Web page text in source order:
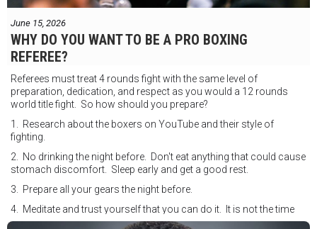
June 15, 2026
WHY DO YOU WANT TO BE A PRO BOXING
REFEREE?
Referees must treat 4 rounds fight with the same level of
preparation, dedication, and respect as you would a 12 rounds
world title fight. So how should you prepare?
1. Research about the boxers on YouTube and their style of
fighting.
2. No drinking the night before. Don't eat anything that could cause
stomach discomfort. Sleep early and get a good rest.
3. Prepare all your gears the night before.
4. Meditate and trust yourself that you can do it. It is not the time
for self doubt.